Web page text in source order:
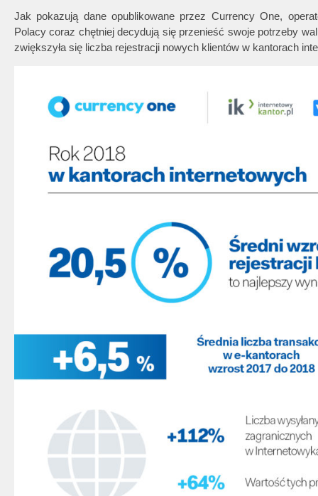
Jak pokazują dane opublikowane przez Currency One,
Polacy coraz chętniej decydują się przenieść swoje potrzeby
zwiększyła się liczba rejestracji nowych klientów w kantorach